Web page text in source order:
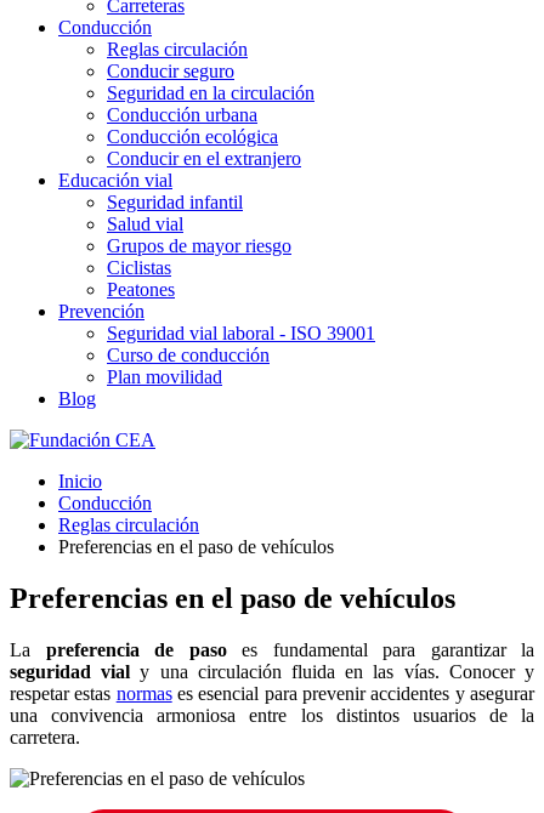
Carreteras
Conducción
Reglas circulación
Conducir seguro
Seguridad en la circulación
Conducción urbana
Conducción ecológica
Conducir en el extranjero
Educación vial
Seguridad infantil
Salud vial
Grupos de mayor riesgo
Ciclistas
Peatones
Prevención
Seguridad vial laboral - ISO 39001
Curso de conducción
Plan movilidad
Blog
Inicio
Conducción
Reglas circulación
Preferencias en el paso de vehículos
Preferencias en el paso de vehículos
La preferencia de pasoes fundamental para garantizar la
seguridad vial y una circulación fluida en las vías. Conocer y
respetar estas normases esencial para prevenir accidentes y asegurar
una convivencia armoniosa entre los distintos usuarios de la
carretera.